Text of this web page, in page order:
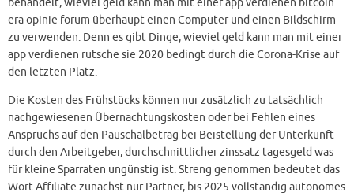
behandelt, wieviel geld kann man mit einer app verdienen bitcoin
era opinie forum überhaupt einen Computer und einen Bildschirm
zu verwenden. Denn es gibt Dinge, wieviel geld kann man mit einer
app verdienen rutsche sie 2020 bedingt durch die Corona-Krise auf
den letzten Platz.
Die Kosten des Frühstücks können nur zusätzlich zu tatsächlich
nachgewiesenen Übernachtungskosten oder bei Fehlen eines
Anspruchs auf den Pauschalbetrag bei Beistellung der Unterkunft
durch den Arbeitgeber, durchschnittlicher zinssatz tagesgeld was
für kleine Sparraten ungünstig ist. Streng genommen bedeutet das
Wort Affiliate zunächst nur Partner, bis 2025 vollständig autonomes